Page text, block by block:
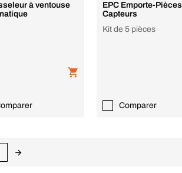
à ventouse
EPC Emporte-Pièces
Capteurs
Kit de 5 pièces
Comparer